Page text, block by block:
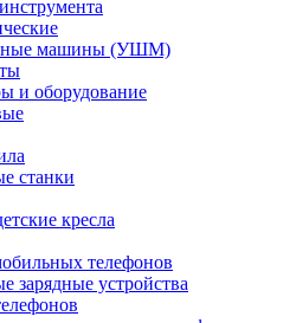
машины (УШМ)
и оборудование
станки
кресла
телефонов
зарядные устройства